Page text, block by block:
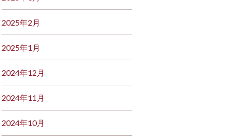
2025年2月
2025年1月
2024年12月
2024年11月
2024年10月